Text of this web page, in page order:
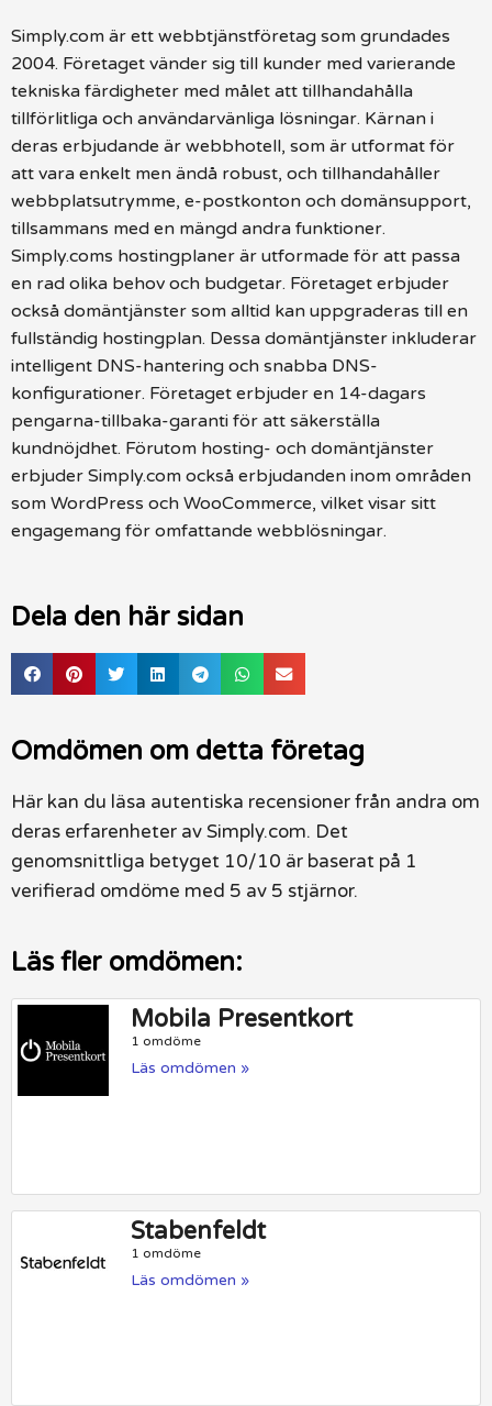
Simply.com är ett webbtjänstföretag som grundades
2004. Företaget vänder sig till kunder med varierande
tekniska färdigheter med målet att tillhandahålla
tillförlitliga och användarvänliga lösningar. Kärnan i
deras erbjudande är webbhotell, som är utformat för
att vara enkelt men ändå robust, och tillhandahåller
webbplatsutrymme, e-postkonton och domänsupport,
tillsammans med en mängd andra funktioner.
Simply.coms hostingplaner är utformade för att passa
en rad olika behov och budgetar. Företaget erbjuder
också domäntjänster som alltid kan uppgraderas till en
fullständig hostingplan. Dessa domäntjänster inkluderar
intelligent DNS-hantering och snabba DNS-
konfigurationer. Företaget erbjuder en 14-dagars
pengarna-tillbaka-garanti för att säkerställa
kundnöjdhet. Förutom hosting- och domäntjänster
erbjuder Simply.com också erbjudanden inom områden
som WordPress och WooCommerce, vilket visar sitt
engagemang för omfattande webblösningar.
Dela den här sidan
Omdömen om detta företag
Här kan du läsa autentiska recensioner från andra om
deras erfarenheter av Simply.com. Det
genomsnittliga betyget 10/10 är baserat på 1
verifierad omdöme med 5 av 5 stjärnor.
Läs fler omdömen:
Mobila Presentkort
1 omdöme
Läs omdömen »
Stabenfeldt
1 omdöme
Läs omdömen »